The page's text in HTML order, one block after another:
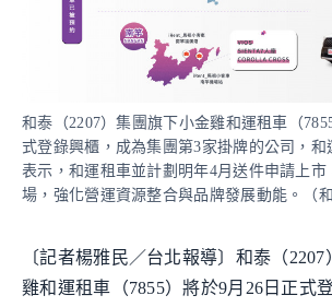
和泰（2207）集團旗下小金雞和運租車（
式登錄興櫃，成為集團第3家掛牌的公司，和
表示，和運租車並計劃明年4月送件申請上市
場，強化營運資源整合與品牌發展動能。（和
〔記者楊雅民／台北報導〕和泰（
雞和運租車（7855）將於9月26日正式